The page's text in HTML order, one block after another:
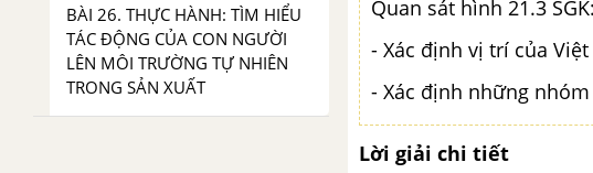
BÀI 26. THỰC HÀNH: TÌM HIỂU
TÁC ĐỘNG CỦA CON NGƯỜI
LÊN MÔI TRƯỜNG TỰ NHIÊN
TRONG SẢN XUẤT
Quan sát hình 21.3 SGK:
- Xác định vị trí của
- Xác định những
Lời giải chi tiết